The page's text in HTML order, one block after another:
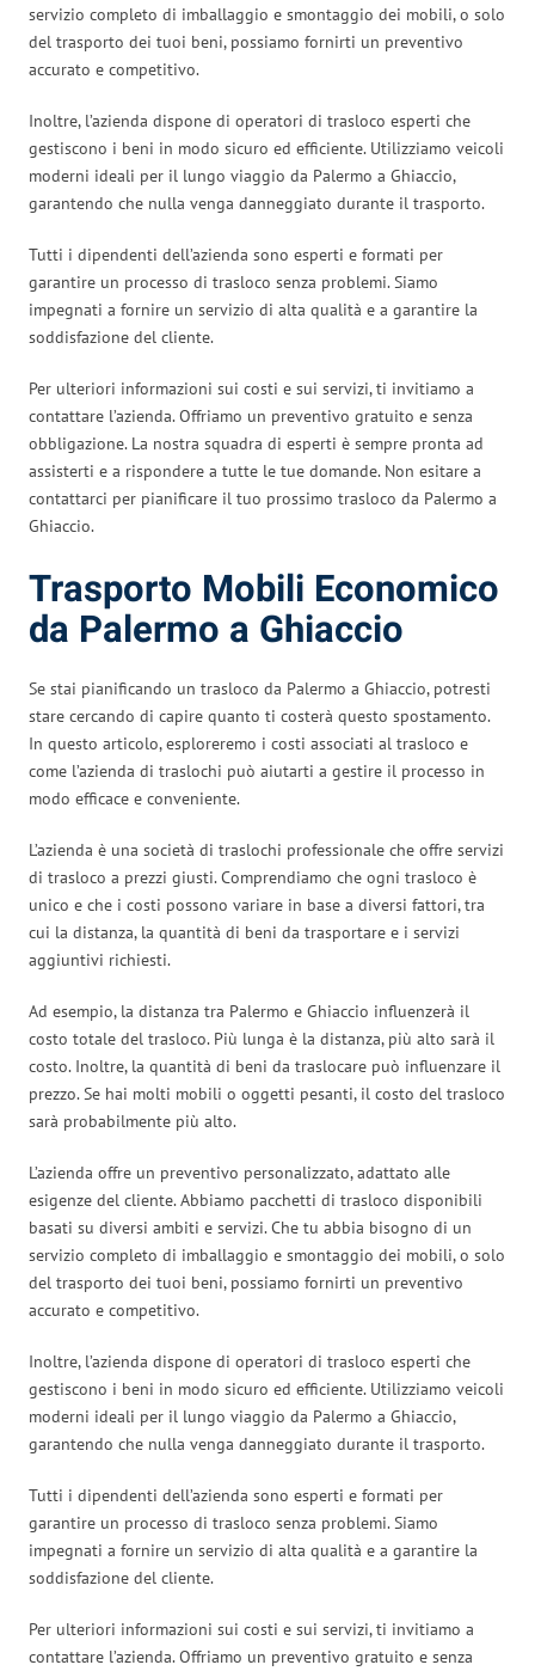
servizio completo di imballaggio e smontaggio dei mobili, o solo
del trasporto dei tuoi beni, possiamo fornirti un preventivo
accurato e competitivo.
Inoltre, l’azienda dispone di operatori di trasloco esperti che
gestiscono i beni in modo sicuro ed efficiente. Utilizziamo veicoli
moderni ideali per il lungo viaggio da Palermo a Ghiaccio,
garantendo che nulla venga danneggiato durante il trasporto.
Tutti i dipendenti dell’azienda sono esperti e formati per
garantire un processo di trasloco senza problemi. Siamo
impegnati a fornire un servizio di alta qualità e a garantire la
soddisfazione del cliente.
Per ulteriori informazioni sui costi e sui servizi, ti invitiamo a
contattare l’azienda. Offriamo un preventivo gratuito e senza
obbligazione. La nostra squadra di esperti è sempre pronta ad
assisterti e a rispondere a tutte le tue domande. Non esitare a
contattarci per pianificare il tuo prossimo trasloco da Palermo a
Ghiaccio.
Trasporto Mobili Economico
da Palermo a Ghiaccio
Se stai pianificando un trasloco da Palermo a Ghiaccio, potresti
stare cercando di capire quanto ti costerà questo spostamento.
In questo articolo, esploreremo i costi associati al trasloco e
come l’azienda di traslochi può aiutarti a gestire il processo in
modo efficace e conveniente.
L’azienda è una società di traslochi professionale che offre servizi
di trasloco a prezzi giusti. Comprendiamo che ogni trasloco è
unico e che i costi possono variare in base a diversi fattori, tra
cui la distanza, la quantità di beni da trasportare e i servizi
aggiuntivi richiesti.
Ad esempio, la distanza tra Palermo e Ghiaccio influenzerà il
costo totale del trasloco. Più lunga è la distanza, più alto sarà il
costo. Inoltre, la quantità di beni da traslocare può influenzare il
prezzo. Se hai molti mobili o oggetti pesanti, il costo del trasloco
sarà probabilmente più alto.
L’azienda offre un preventivo personalizzato, adattato alle
esigenze del cliente. Abbiamo pacchetti di trasloco disponibili
basati su diversi ambiti e servizi. Che tu abbia bisogno di un
servizio completo di imballaggio e smontaggio dei mobili, o solo
del trasporto dei tuoi beni, possiamo fornirti un preventivo
accurato e competitivo.
Inoltre, l’azienda dispone di operatori di trasloco esperti che
gestiscono i beni in modo sicuro ed efficiente. Utilizziamo veicoli
moderni ideali per il lungo viaggio da Palermo a Ghiaccio,
garantendo che nulla venga danneggiato durante il trasporto.
Tutti i dipendenti dell’azienda sono esperti e formati per
garantire un processo di trasloco senza problemi. Siamo
impegnati a fornire un servizio di alta qualità e a garantire la
soddisfazione del cliente.
Per ulteriori informazioni sui costi e sui servizi, ti invitiamo a
contattare l’azienda. Offriamo un preventivo gratuito e senza